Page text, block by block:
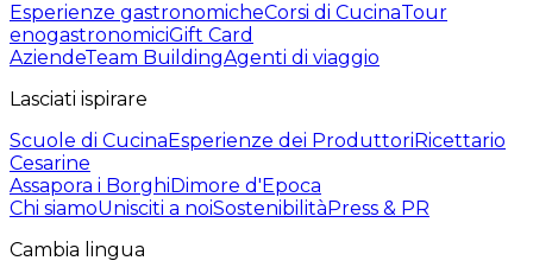
Esperienze gastronomicheCorsi di CucinaTour
enogastronomiciGift Card
AziendeTeam BuildingAgenti di viaggio
Lasciati ispirare
Scuole di CucinaEsperienze dei ProduttoriRicettario
Cesarine
Assapora i BorghiDimore d'Epoca
Chi siamoUnisciti a noiSostenibilitàPress & PR
Cambia lingua